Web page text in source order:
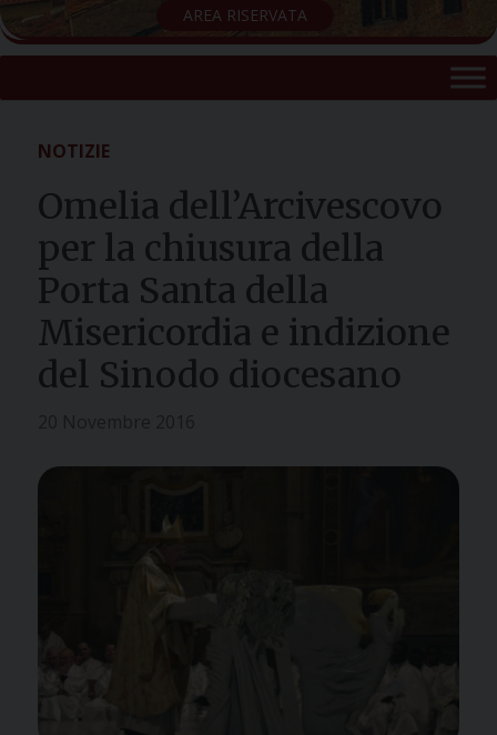
AREA RISERVATA
NOTIZIE
Omelia dell’Arcivescovo
per la chiusura della
Porta Santa della
Misericordia e indizione
del Sinodo diocesano